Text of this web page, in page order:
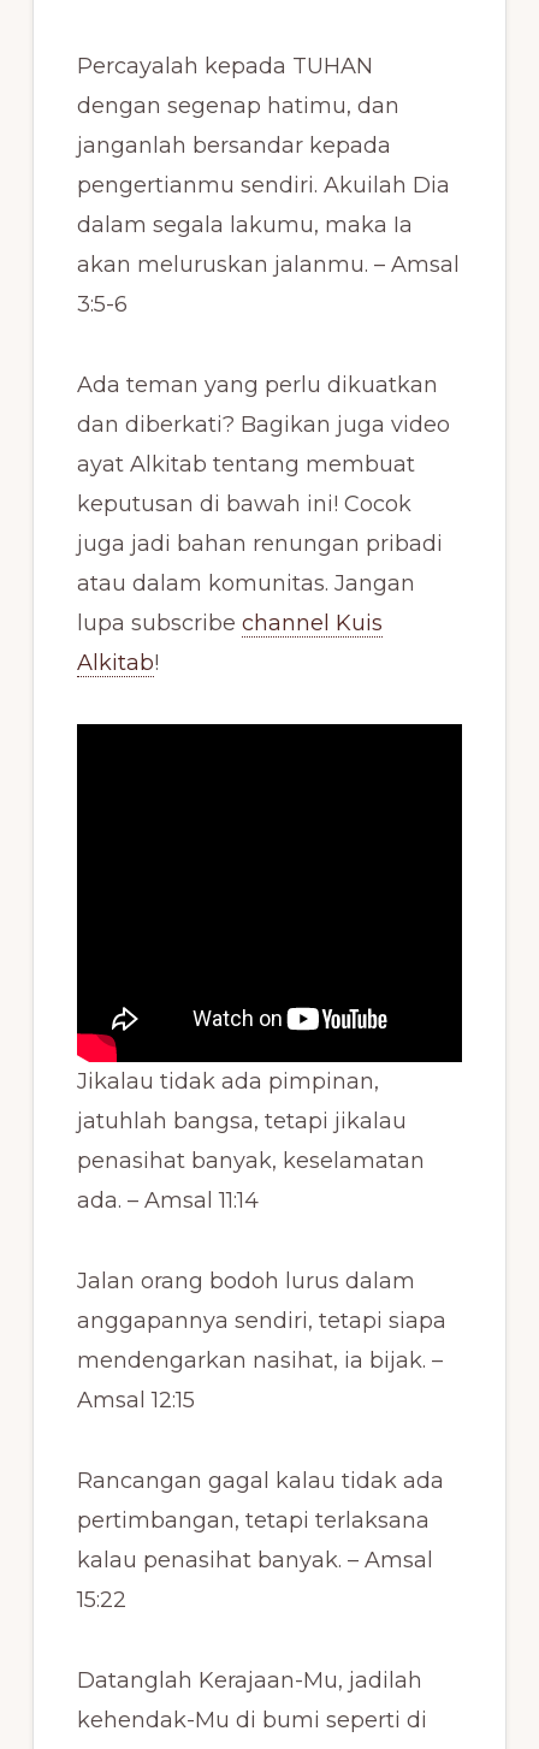
Percayalah kepada TUHAN
dengan segenap hatimu, dan
janganlah bersandar kepada
pengertianmu sendiri. Akuilah Dia
dalam segala lakumu, maka Ia
akan meluruskan jalanmu. – Amsal
3:5-6
Ada teman yang perlu dikuatkan
dan diberkati? Bagikan juga video
ayat Alkitab tentang membuat
keputusan di bawah ini! Cocok
juga jadi bahan renungan pribadi
atau dalam komunitas. Jangan
lupa subscribe channel Kuis
Alkitab!
Jikalau tidak ada pimpinan,
jatuhlah bangsa, tetapi jikalau
penasihat banyak, keselamatan
ada. – Amsal 11:14
Jalan orang bodoh lurus dalam
anggapannya sendiri, tetapi siapa
mendengarkan nasihat, ia bijak. –
Amsal 12:15
Rancangan gagal kalau tidak ada
pertimbangan, tetapi terlaksana
kalau penasihat banyak. – Amsal
15:22
Datanglah Kerajaan-Mu, jadilah
kehendak-Mu di bumi seperti di